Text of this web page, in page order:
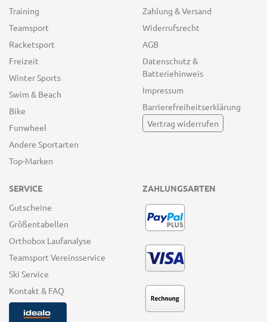
Training
Teamsport
Racketsport
Freizeit
Winter Sports
Swim & Beach
Bike
Funwheel
Andere Sportarten
Top-Marken
Zahlung & Versand
Widerrufsrecht
AGB
Datenschutz &
Batteriehinweis
Impressum
Barrierefreiheitserklärung
Vertrag widerrufen
SERVICE
Gutscheine
Größentabellen
Orthobox Laufanalyse
Teamsport Vereinsservice
Ski Service
Kontakt & FAQ
ZAHLUNGSARTEN